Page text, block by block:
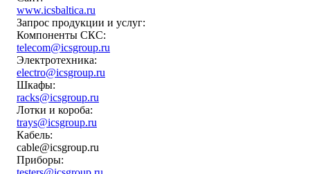
www.icsbaltica.ru
Запрос продукции и услуг:
Компоненты СКС:
telecom@icsgroup.ru
Электротехника:
electro@icsgroup.ru
Шкафы:
racks@icsgroup.ru
Лотки и короба:
trays@icsgroup.ru
Кабель:
cable@icsgroup.ru
Приборы: